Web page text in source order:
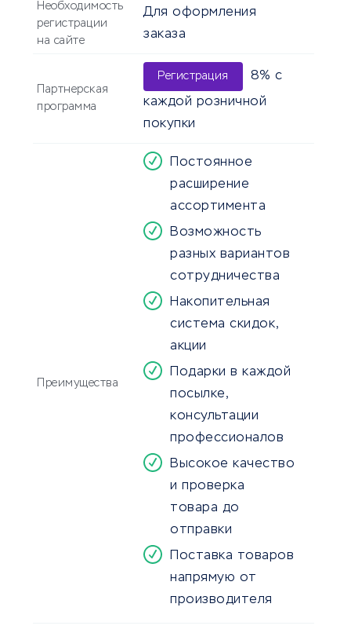
Необходимость
регистрации
на сайте
Для оформления
заказа
Партнерская
программа
Регистрация 8% с
каждой розничной
покупки
Преимущества
Постоянное
расширение
ассортимента
Возможность
разных вариантов
сотрудничества
Накопительная
система скидок,
акции
Подарки в каждой
посылке,
консультации
профессионалов
Высокое качество
и проверка
товара до
отправки
Поставка товаров
напрямую от
производителя